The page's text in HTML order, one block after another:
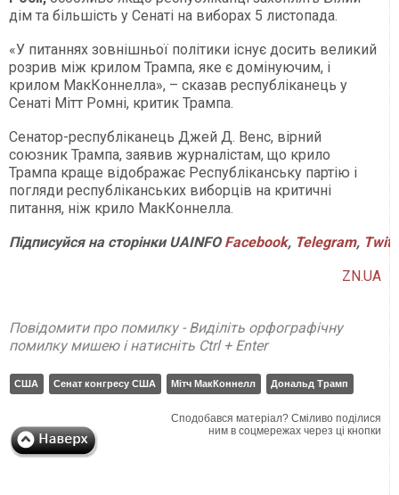
дім та більшість у Сенаті на виборах 5 листопада.
«У питаннях зовнішньої політики існує досить великий
розрив між крилом Трампа, яке є домінуючим, і
крилом МакКоннелла», – сказав республіканець у
Сенаті Мітт Ромні, критик Трампа.
Сенатор-республіканець Джей Д. Венс, вірний
союзник Трампа, заявив журналістам, що крило
Трампа краще відображає Республіканську партію і
погляди республіканських виборців на критичні
питання, ніж крило МакКоннелла.
Підписуйся на сторінки UAINFO Facebook, Telegram,
ZN.UA
Повідомити про помилку - Виділіть орфографічну
помилку мишею і натисніть Ctrl + Enter
США Сенат конгресу США Мітч МакКоннелл Дональд Трамп
Сподобався матеріал? Сміливо поділися
ним в соцмережах через ці кнопки